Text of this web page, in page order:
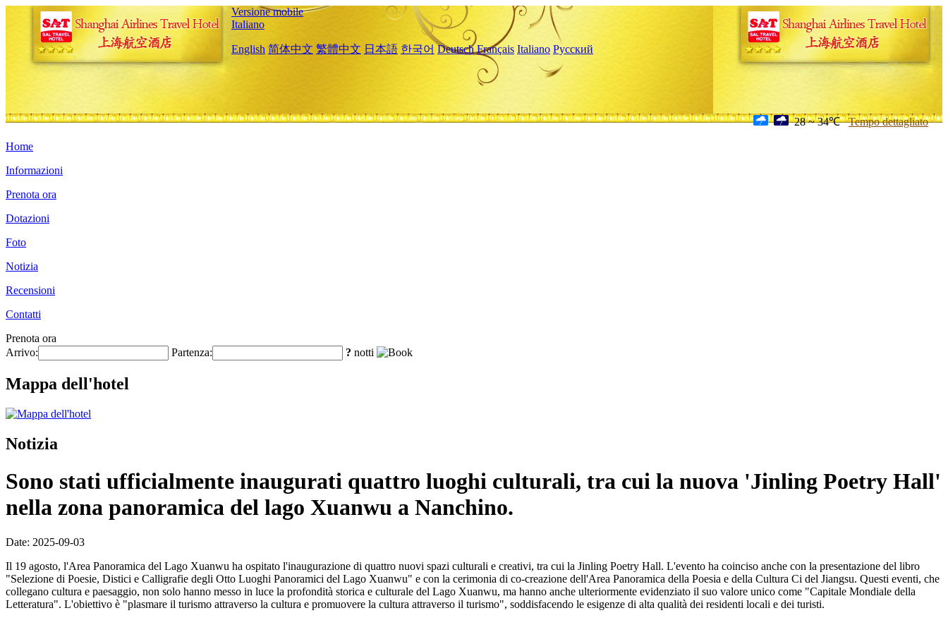
Versione mobile
Italiano
English 简体中文 繁體中文 日本語 한국어 Deutsch Français Italiano Русский
28 ~ 34℃ Tempo dettagliato
Home
Informazioni
Prenota ora
Dotazioni
Foto
Notizia
Recensioni
Contatti
Prenota ora
Arrivo:
Partenza: ? notti
Mappa dell'hotel
Notizia
Sono stati ufficialmente inaugurati quattro luoghi culturali, tra cui la nuova 'Jinling Poetry Hall'
nella zona panoramica del lago Xuanwu a Nanchino.
Date: 2025-09-03
Il 19 agosto, l'Area Panoramica del Lago Xuanwu ha ospitato l'inaugurazione di quattro nuovi spazi culturali e creativi, tra cui la Jinling Poetry Hall. L'evento ha coinciso anche con la presentazione del libro
"Selezione di Poesie, Distici e Calligrafie degli Otto Luoghi Panoramici del Lago Xuanwu" e con la cerimonia di co-creazione dell'Area Panoramica della Poesia e della Cultura Ci del Jiangsu. Questi eventi, che
collegano cultura e paesaggio, non solo hanno messo in luce la profondità storica e culturale del Lago Xuanwu, ma hanno anche ulteriormente evidenziato il suo valore unico come "Capitale Mondiale della
Letteratura". L'obiettivo è "plasmare il turismo attraverso la cultura e promuovere la cultura attraverso il turismo", soddisfacendo le esigenze di alta qualità dei residenti locali e dei turisti.